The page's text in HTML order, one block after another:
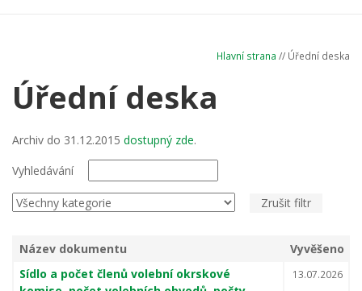
Hlavní strana // Úřední deska
Úřední deska
Archiv do 31.12.2015 dostupný zde.
Vyhledávání
Zrušit filtr
Název dokumentu
Vyvěšeno
Sídlo a počet členů volební okrskové
13.07.2026